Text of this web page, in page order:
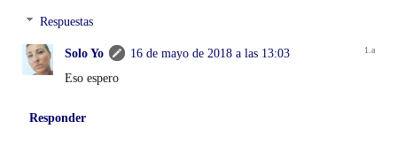
Respuestas
Solo Yo
16 de mayo de 2018 a las 13:03
Eso espero
Responder